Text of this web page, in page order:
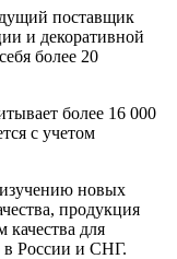
поставщик
и декоративной
более 20
более 16 000
с учетом
новых
продукция
качества для
в России и СНГ.